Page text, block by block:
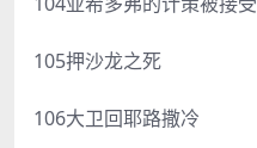
105押沙龙之死
106大卫回耶路撒冷